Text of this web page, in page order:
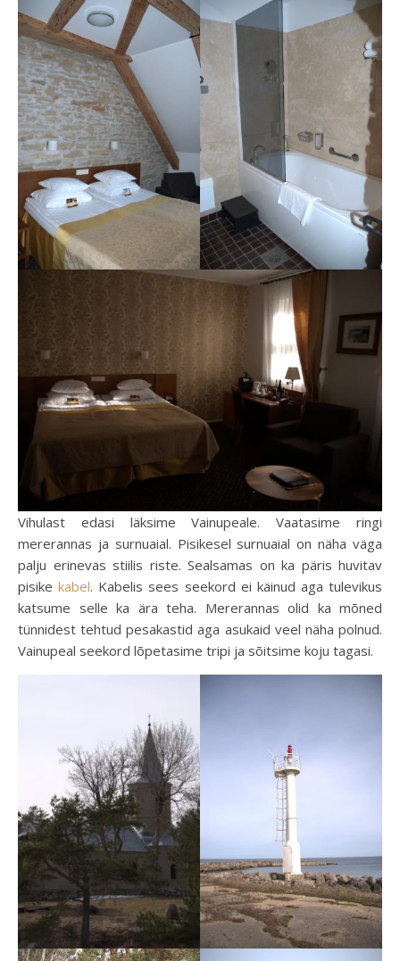
Vihulast edasi läksime Vainupeale. Vaatasime ringi
mererannas ja surnuaial. Pisikesel surnuaial on näha väga
palju erinevas stiilis riste. Sealsamas on ka päris huvitav
pisikekabel. Kabelis sees seekord ei käinud aga tulevikus
katsume selle ka ära teha. Mererannas olid ka mõned
tünnidest tehtud pesakastid aga asukaid veel näha polnud.
Vainupeal seekord lõpetasime tripi ja sõitsime koju tagasi.